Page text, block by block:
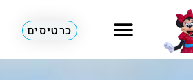
כרטיסים